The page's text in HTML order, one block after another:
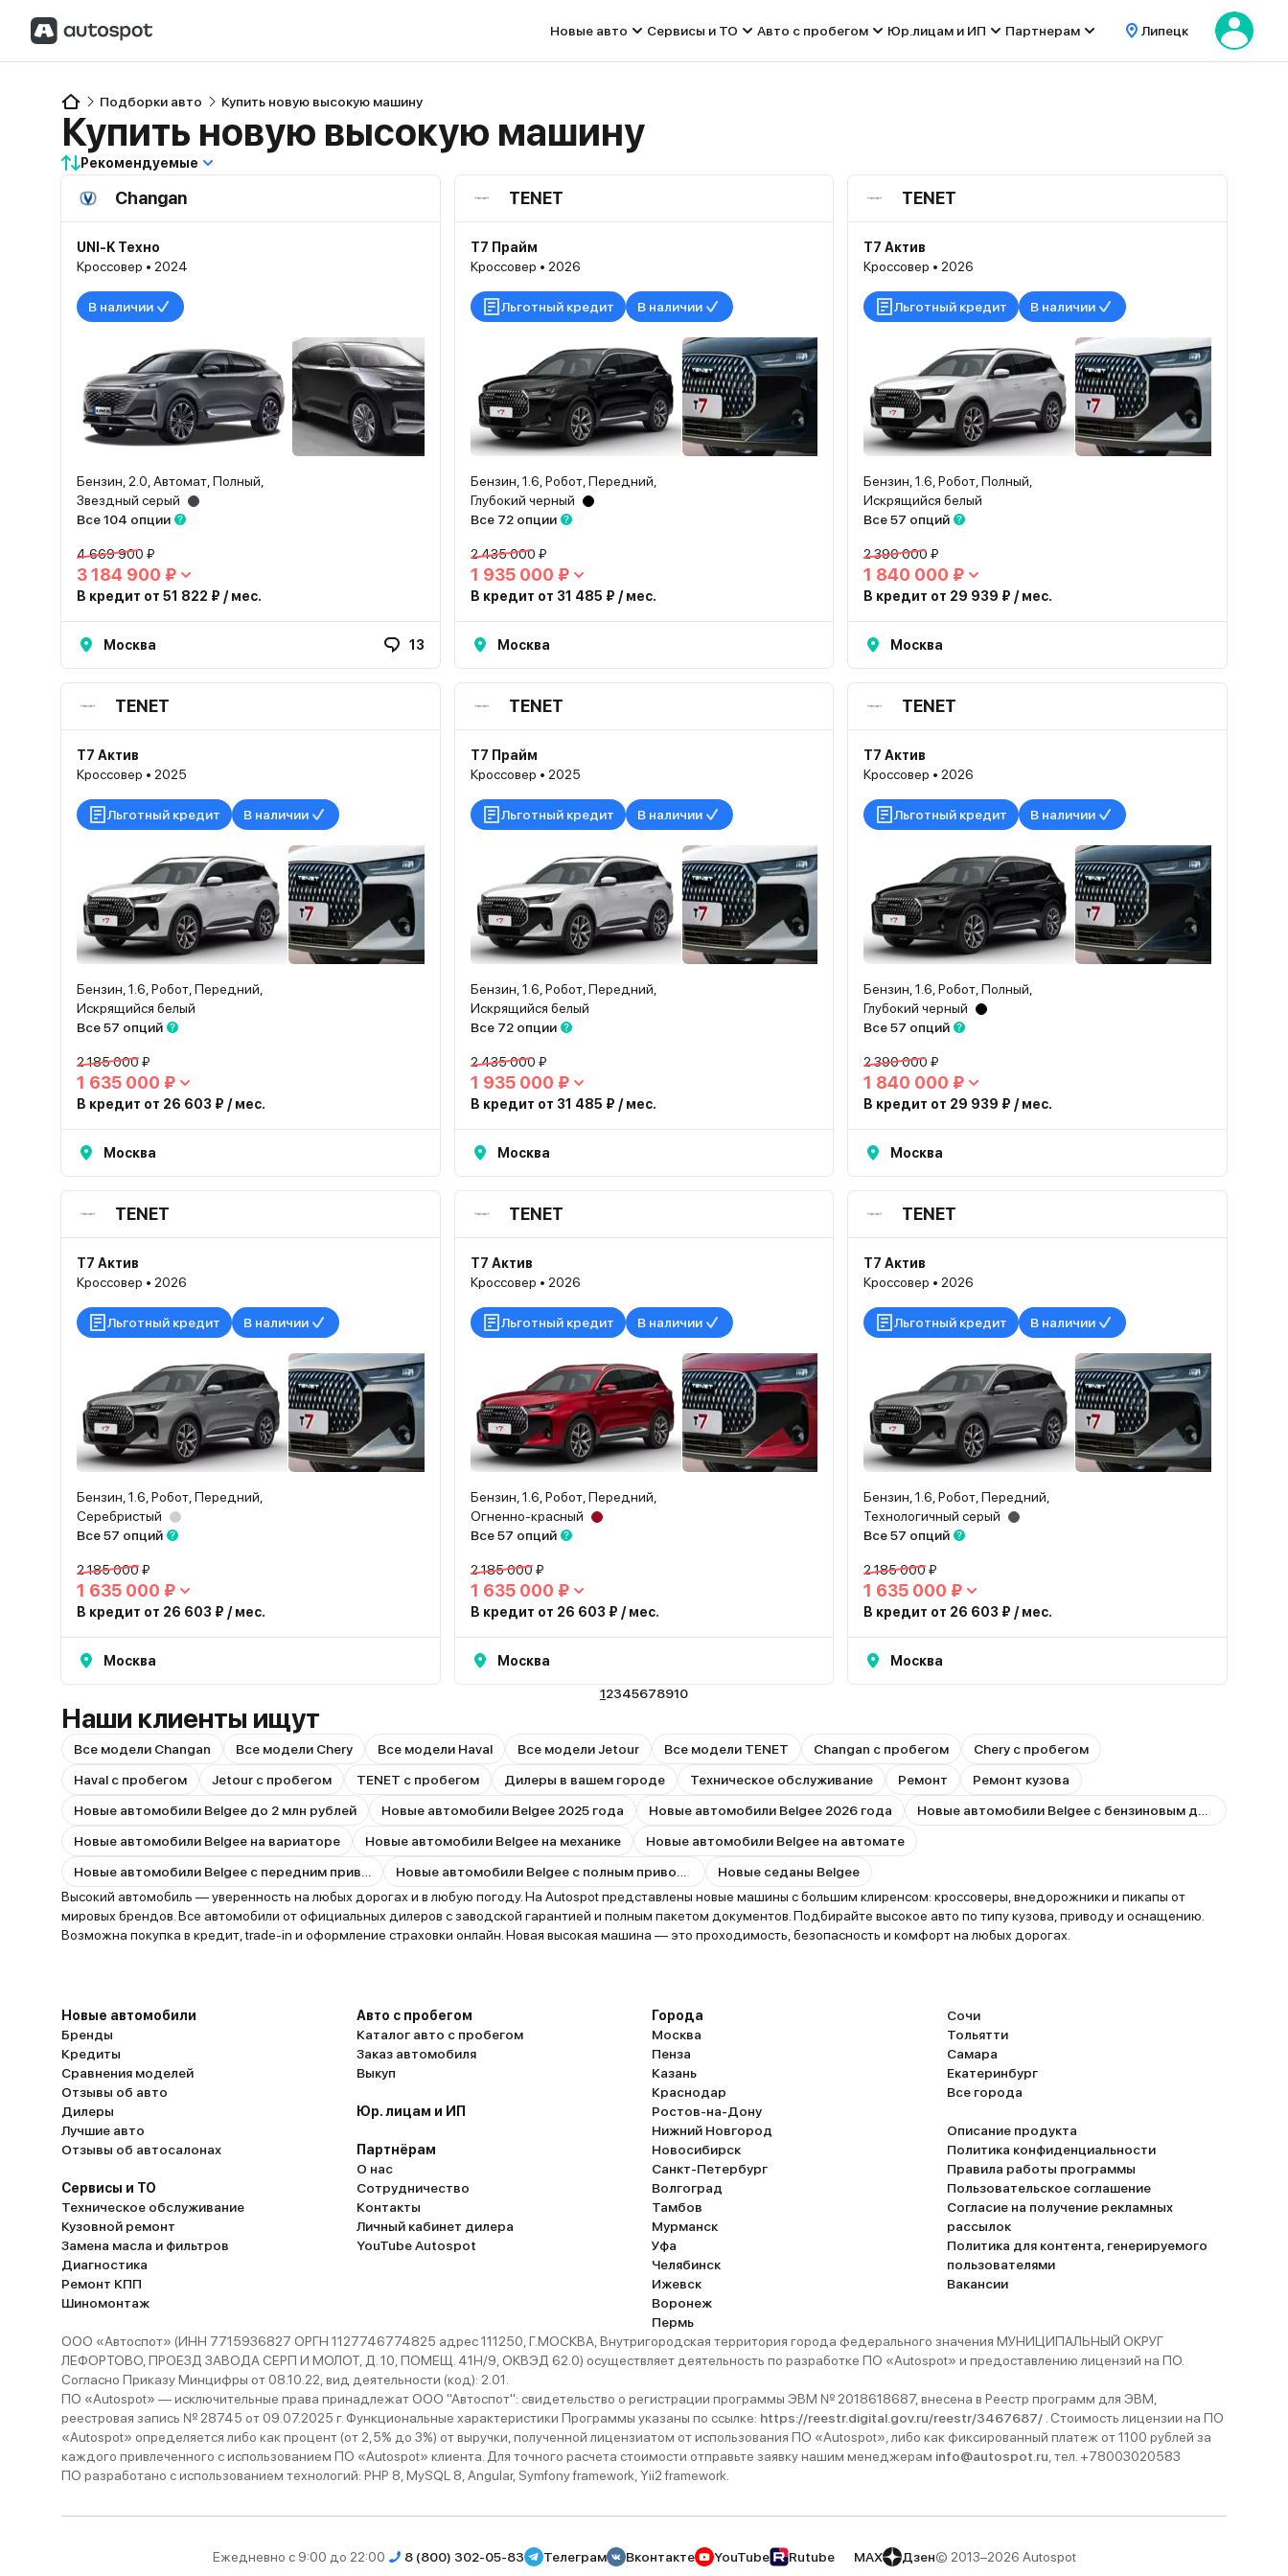
Новые авто Сервисы и ТО Авто с пробегом Юр.лицам и ИП Партнерам Липецк
Подборки авто Купить новую высокую машину
Купить новую высокую машину
Рекомендуемые
Changan
UNI-K Техно
Кроссовер • 2024
В наличии
Бензин, 2.0, Автомат, Полный,
Звездный серый
Все 104 опции
4 669 900 ₽
3 184 900 ₽
В кредит от 51 822 ₽ / мес.
Москва 13
TENET
T7 Прайм
Кроссовер • 2026
Льготный кредит В наличии
Бензин, 1.6, Робот, Передний,
Глубокий черный
Все 72 опции
2 435 000 ₽
1 935 000 ₽
В кредит от 31 485 ₽ / мес.
Москва
TENET
T7 Актив
Кроссовер • 2026
Льготный кредит В наличии
Бензин, 1.6, Робот, Полный,
Искрящийся белый
Все 57 опций
2 390 000 ₽
1 840 000 ₽
В кредит от 29 939 ₽ / мес.
Москва
TENET
T7 Актив
Кроссовер • 2025
Льготный кредит В наличии
Бензин, 1.6, Робот, Передний,
Искрящийся белый
Все 57 опций
2 185 000 ₽
1 635 000 ₽
В кредит от 26 603 ₽ / мес.
Москва
TENET
T7 Прайм
Кроссовер • 2025
Льготный кредит В наличии
Бензин, 1.6, Робот, Передний,
Искрящийся белый
Все 72 опции
2 435 000 ₽
1 935 000 ₽
В кредит от 31 485 ₽ / мес.
Москва
TENET
T7 Актив
Кроссовер • 2026
Льготный кредит В наличии
Бензин, 1.6, Робот, Полный,
Глубокий черный
Все 57 опций
2 390 000 ₽
1 840 000 ₽
В кредит от 29 939 ₽ / мес.
Москва
TENET
T7 Актив
Кроссовер • 2026
Льготный кредит В наличии
Бензин, 1.6, Робот, Передний,
Серебристый
Все 57 опций
2 185 000 ₽
1 635 000 ₽
В кредит от 26 603 ₽ / мес.
Москва
TENET
T7 Актив
Кроссовер • 2026
Льготный кредит В наличии
Бензин, 1.6, Робот, Передний,
Огненно-красный
Все 57 опций
2 185 000 ₽
1 635 000 ₽
В кредит от 26 603 ₽ / мес.
Москва
TENET
T7 Актив
Кроссовер • 2026
Льготный кредит В наличии
Бензин, 1.6, Робот, Передний,
Технологичный серый
Все 57 опций
2 185 000 ₽
1 635 000 ₽
В кредит от 26 603 ₽ / мес.
Москва
12345678910
Наши клиенты ищут
Все модели Changan Все модели Chery Все модели Haval Все модели Jetour Все модели TENET Changan с пробегом
Chery с пробегом
Haval с пробегом
Jetour с пробегом TENET с пробегом Дилеры в вашем городе Техническое обслуживание Ремонт
Ремонт кузова
Новые автомобили Belgee до 2 млн рублей
Новые автомобили Belgee 2025 года Новые автомобили Belgee 2026 года
Новые автомобили Belgee на вариаторе
Новые автомобили Belgee на механике
Новые автомобили Belgee на автомате
Новые седаны Belgee
Высокий автомобиль — уверенность на любых дорогах и в любую погоду. На Autospot представлены новые машины с большим клиренсом: кроссоверы, внедорожники и пикапы от
мировых брендов. Все автомобили от официальных дилеров с заводской гарантией и полным пакетом документов. Подбирайте высокое авто по типу кузова, приводу и оснащению.
Возможна покупка в кредит, trade-in и оформление страховки онлайн. Новая высокая машина — это проходимость, безопасность и комфорт на любых дорогах.
Новые автомобили
Бренды
Кредиты
Сравнения моделей
Отзывы об авто
Дилеры
Лучшие авто
Отзывы об автосалонах
Сервисы и ТО
Техническое обслуживание
Кузовной ремонт
Замена масла и фильтров
Диагностика
Ремонт КПП
Шиномонтаж
Авто с пробегом
Каталог авто с пробегом
Заказ автомобиля
Выкуп
Юр. лицам и ИП
Партнёрам
О нас
Сотрудничество
Контакты
Личный кабинет дилера
YouTube Autospot
Города
Москва
Пенза
Казань
Краснодар
Ростов-на-Дону
Нижний Новгород
Новосибирск
Санкт-Петербург
Волгоград
Тамбов
Мурманск
Уфа
Челябинск
Ижевск
Воронеж
Пермь
Сочи
Тольятти
Самара
Екатеринбург
Все города
Описание продукта
Политика конфиденциальности
Правила работы программы
Пользовательское соглашение
Согласие на получение рекламных
рассылок
Политика для контента, генерируемого
пользователями
Вакансии
ООО «Автоспот» (ИНН 7715936827 ОРГН 1127746774825 адрес 111250, Г.МОСКВА, Внутригородская территория города федерального значения МУНИЦИПАЛЬНЫЙ ОКРУГ
ЛЕФОРТОВО, ПРОЕЗД ЗАВОДА СЕРП И МОЛОТ, Д. 10, ПОМЕЩ. 41Н/9, ОКВЭД 62.0) осуществляет деятельность по разработке ПО «Autospot» и предоставлению лицензий на ПО.
Согласно Приказу Минцифры от 08.10.22, вид деятельности (код): 2.01.
ПО «Autospot» — исключительные права принадлежат ООО "Автоспот": свидетельство о регистрации программы ЭВМ № 2018618687, внесена в Реестр программ для ЭВМ,
реестровая запись № 28745 от 09.07.2025 г. Функциональные характеристики Программы указаны по ссылке: https://reestr.digital.gov.ru/reestr/3467687/ . Стоимость лицензии на ПО
«Autospot» определяется либо как процент (от 2,5% до 3%) от выручки, полученной лицензиатом от использования ПО «Autospot», либо как фиксированный платеж от 1100 рублей за
каждого привлеченного с использованием ПО «Autospot» клиента. Для точного расчета стоимости отправьте заявку нашим менеджерам info@autospot.ru , тел. +78003020583
ПО разработано с использованием технологий: PHP 8, MySQL 8, Angular, Symfony framework, Yii2 framework.
Ежедневно с 9:00 до 22:00 8 (800) 302-05-83 Телеграм Вконтакте YouTube Rutube MAX Дзен© 2013–2026 Autospot